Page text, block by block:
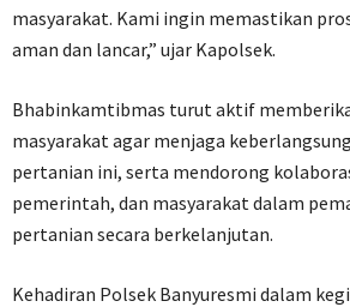
masyarakat. Kami ingin memastikan
aman dan lancar,” ujar Kapolsek.
Bhabinkamtibmas turut aktif
masyarakat agar menjaga
pertanian ini, serta mendorong
pemerintah, dan masyarakat dalam
pertanian secara berkelanjutan.
Kehadiran Polsek Banyuresmi dalam